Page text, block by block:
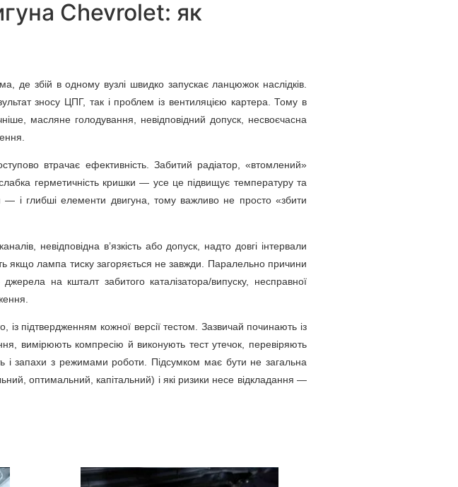
Chevrolet: як
де збій в одному вузлі швидко запускає ланцюжок наслідків.
зносу ЦПГ, так і проблем із вентиляцією картера. Тому в
масляне голодування, невідповідний допуск, несвоєчасна
втрачає ефективність. Забитий радіатор, «втомлений»
герметичність кришки — усе це підвищує температуру та
і глибші елементи двигуна, тому важливо не просто «збити
невідповідна в’язкість або допуск, надто довгі інтервали
якщо лампа тиску загоряється не завжди. Паралельно причини
на кшталт забитого каталізатора/випуску, несправної
підтвердженням кожної версії тестом. Зазвичай починають із
вимірюють компресію й виконують тест утечок, перевіряють
і запахи з режимами роботи. Підсумком має бути не загальна
оптимальний, капітальний) і які ризики несе відкладання —